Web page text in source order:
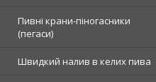
Пивні крани-піногасники
(пегаси)
Швидкий налив в келих пива